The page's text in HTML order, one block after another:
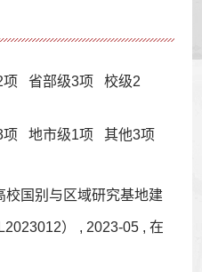
项 省部级3项 校级2
项 地市级1项 其他3项
校国别与区域研究基地建
） , 2023-05 , 在